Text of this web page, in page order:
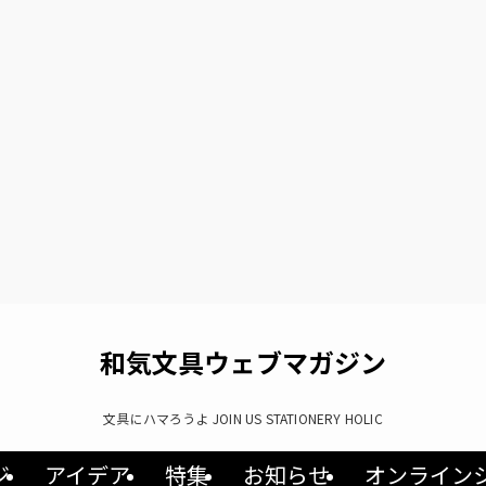
和気文具ウェブマガジン
文具にハマろうよ JOIN US STATIONERY HOLIC
アイデア 特集 お知らせ オンライン